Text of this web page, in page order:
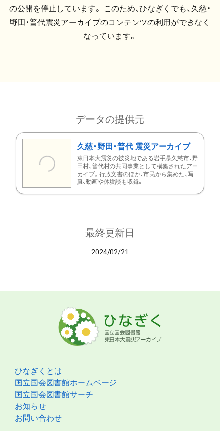
の公開を停止しています。 このため、ひなぎくでも、久慈・
野田・普代震災アーカイブのコンテンツの利用ができなく
なっています。
データの提供元
久慈・野田・普代 震災アーカイブ
東日本大震災の被災地である岩手県久慈市、野
田村、普代村の共同事業として構築されたアー
カイブ。行政文書のほか、市民から集めた、写
真、動画や体験談も収録。
最終更新日
2024/02/21
ひなぎくとは
国立国会図書館ホームページ
国立国会図書館サーチ
お知らせ
お問い合わせ